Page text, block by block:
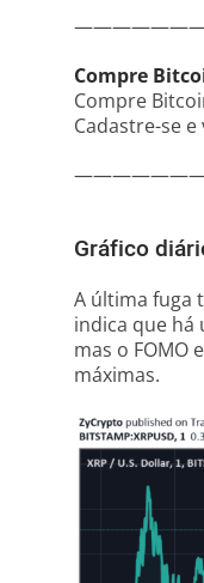
Compre
Compre
Cadastre-se
Gráfico
A última fuga
indica que há
mas o FOMO
máximas.